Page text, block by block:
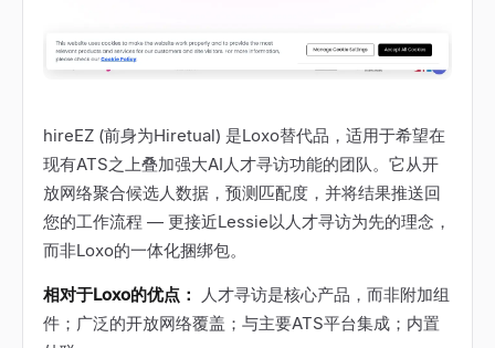
hireEZ (前身为Hiretual) 是Loxo替代品，适用于希望在
现有ATS之上叠加强大AI人才寻访功能的团队。它从开
放网络聚合候选人数据，预测匹配度，并将结果推送回
您的工作流程 — 更接近Lessie以人才寻访为先的理念，
而非Loxo的一体化捆绑包。
相对于Loxo的优点：
人才寻访是核心产品，而非附加组
件；广泛的开放网络覆盖；与主要ATS平台集成；内置